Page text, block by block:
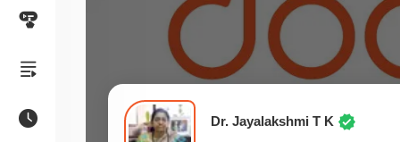
Dr. Jayalakshmi T K